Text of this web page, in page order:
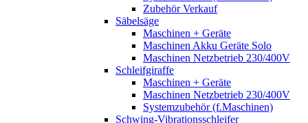
Zubehör Verkauf
Säbelsäge
Maschinen + Geräte
Maschinen Akku Geräte Solo
Maschinen Netzbetrieb 230/400V
Schleifgiraffe
Maschinen + Geräte
Maschinen Netzbetrieb 230/400V
Systemzubehör (f.Maschinen)
Schwing-Vibrationsschleifer